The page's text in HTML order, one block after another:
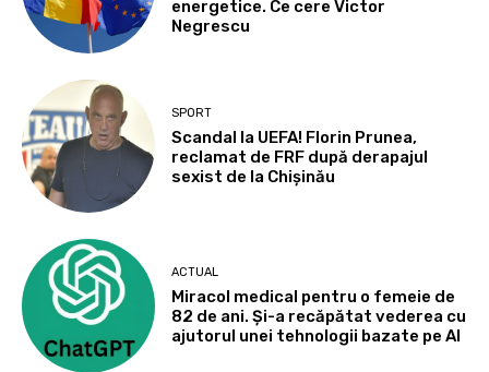
energetice. Ce cere Victor
Negrescu
SPORT
Scandal la UEFA! Florin Prunea,
reclamat de FRF după derapajul
sexist de la Chișinău
ACTUAL
Miracol medical pentru o femeie de
82 de ani. Și-a recăpătat vederea cu
ajutorul unei tehnologii bazate pe AI